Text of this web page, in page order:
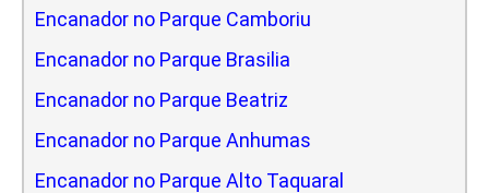
Encanador no Parque Camboriu
Encanador no Parque Brasilia
Encanador no Parque Beatriz
Encanador no Parque Anhumas
Encanador no Parque Alto Taquaral